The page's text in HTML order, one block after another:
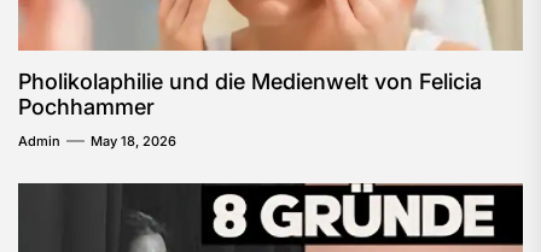
Pholikolaphilie und die Medienwelt von Felicia
Pochhammer
Admin May 18, 2026